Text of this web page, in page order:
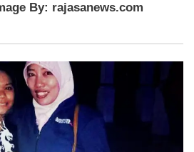
By: rajasanews.com